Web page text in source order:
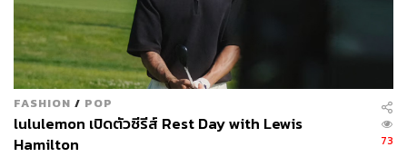
FASHION / POP
lululemon เปิดตัวซีรีส์ Rest Day with Lewis
Hamilton
73